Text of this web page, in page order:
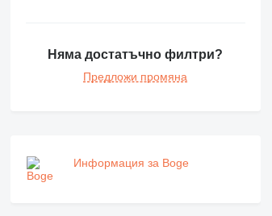
Няма достатъчно филтри?
Предложи промяна
Информация за Boge